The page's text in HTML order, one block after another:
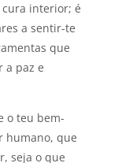
interior; é
a sentir-te
que
a paz e
o teu bem-
humano, que
seja o que